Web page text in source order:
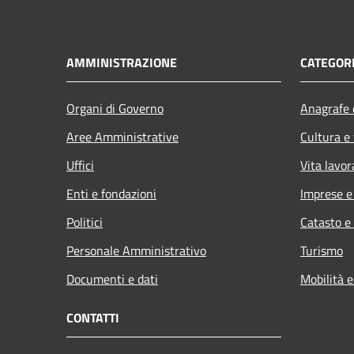
AMMINISTRAZIONE
Organi di Governo
Aree Amministrative
Uffici
Enti e fondazioni
Politici
Personale Amministrativo
Documenti e dati
Cultura
Vita
Imprese
Catasto
Turismo
Mobilità
CONTATTI